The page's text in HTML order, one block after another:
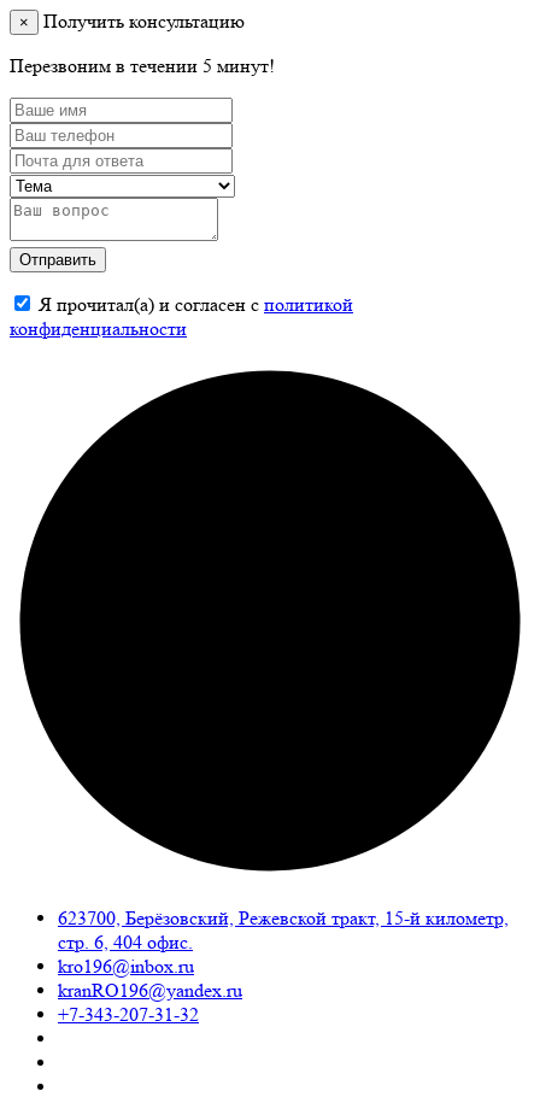
×
Получить консультацию
Перезвоним в течении 5 минут!
Отправить
Я прочитал(а) и согласен с политикой
конфиденциальности
623700, Берёзовский, Режевской тракт, 15-й километр,
стр. 6, 404 офис.
kro196@inbox.ru
kranRO196@yandex.ru
+7-343-207-31-32